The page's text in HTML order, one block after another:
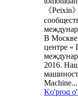
《Peixin
В Москве
центре «
2016.
Machine...
Ko'proq